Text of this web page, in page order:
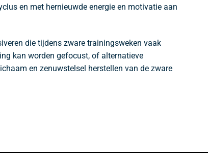
en met hernieuwde energie en motivatie aan
die tijdens zware trainingsweken vaak
kan worden gefocust, of alternatieve
en zenuwstelsel herstellen van de zware